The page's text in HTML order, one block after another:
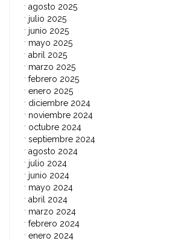
agosto 2025
julio 2025
junio 2025
mayo 2025
abril 2025
marzo 2025
febrero 2025
enero 2025
diciembre 2024
noviembre 2024
octubre 2024
septiembre 2024
agosto 2024
julio 2024
junio 2024
mayo 2024
abril 2024
marzo 2024
febrero 2024
enero 2024